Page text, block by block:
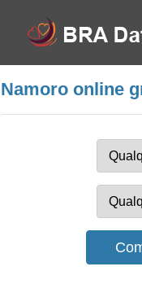
Namoro online